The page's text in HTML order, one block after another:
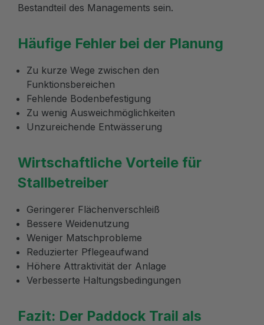
Bestandteil des Managements sein.
Häufige Fehler bei der Planung
Zu kurze Wege zwischen den
Funktionsbereichen
Fehlende Bodenbefestigung
Zu wenig Ausweichmöglichkeiten
Unzureichende Entwässerung
Wirtschaftliche Vorteile für
Stallbetreiber
Geringerer Flächenverschleiß
Bessere Weidenutzung
Weniger Matschprobleme
Reduzierter Pflegeaufwand
Höhere Attraktivität der Anlage
Verbesserte Haltungsbedingungen
Fazit: Der Paddock Trail als